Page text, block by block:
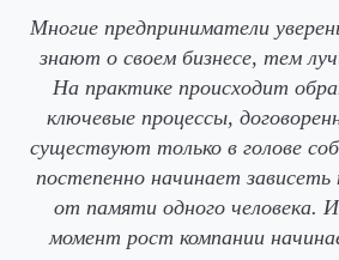
Многие предприниматели
знают о своем бизнесе, тем
На практике происходит
ключевые процессы,
существуют только в голове
постепенно начинает
от памяти одного человека.
момент рост компании